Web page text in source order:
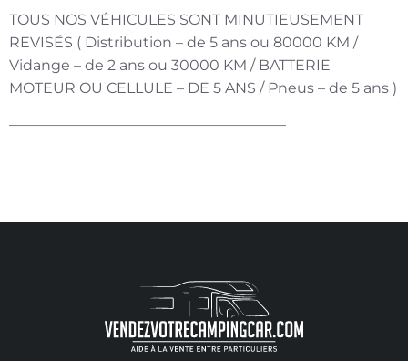
TOUS NOS VÉHICULES SONT MINUTIEUSEMENT
REVISÉS ( Distribution – de 5 ans ou 80000 KM /
Vidange – de 2 ans ou 30000 KM / BATTERIE
MOTEUR OU CELLULE – DE 5 ANS / Pneus – de 5 ans )
———————————————————